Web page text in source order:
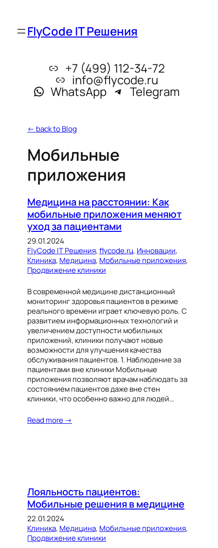
FlyCode IT Решения
+7 (499) 112-34-72
info@flycode.ru
WhatsApp Telegram
← back to Blog
Мобильные
приложения
Медицина на расстоянии: Как
мобильные приложения меняют
уход за пациентами
29.01.2024
FlyCode IT Решения, flycode.ru, Инновации
Клиника, Медицина, Мобильные приложения
Продвижение клиники
В современной медицине дистанционный
мониторинг здоровья пациентов в режиме
реального времени играет ключевую роль. С
развитием информационных технологий и
увеличением доступности мобильных
приложений, клиники получают новые
возможности для улучшения качества
обслуживания пациентов. 1. Наблюдение за
пациентами вне клиники Мобильные
приложения позволяют врачам наблюдать за
состоянием пациентов даже вне стен
клиники, что особенно важно для людей…
Read more →
Лояльность пациентов:
Мобильные решения в медицине
22.01.2024
Клиника, Медицина, Мобильные приложения
Продвижение клиники